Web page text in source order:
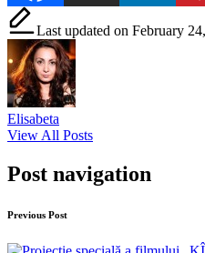
Last updated on February
Elisabeta
View All Posts
Post navigation
Previous Post